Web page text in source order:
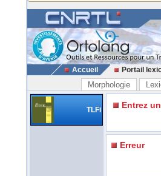
Accueil Portail
Morphologie
TLFi Entrez
Erreur